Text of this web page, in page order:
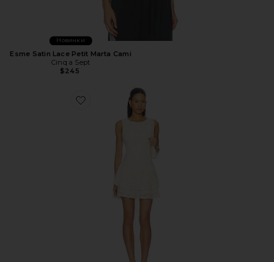
Новинки
Esme Satin Lace Petit Marta Cami
Cinq a Sept
$245
Favorite КРУЖЕВНОЕ МИНИ-ПЛАТЬЕ SLOW BURN